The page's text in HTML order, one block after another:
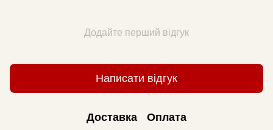
Додайте перший відгук
Написати відгук
Доставка Оплата